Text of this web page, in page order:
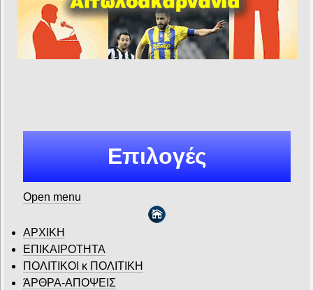
Επιλογές
Open menu
ΑΡΧΙΚΗ
ΕΠΙΚΑΙΡΟΤΗΤΑ
ΠΟΛΙΤΙΚΟΙ κ ΠΟΛΙΤΙΚΗ
ΆΡΘΡΑ-ΑΠΟΨΕΙΣ